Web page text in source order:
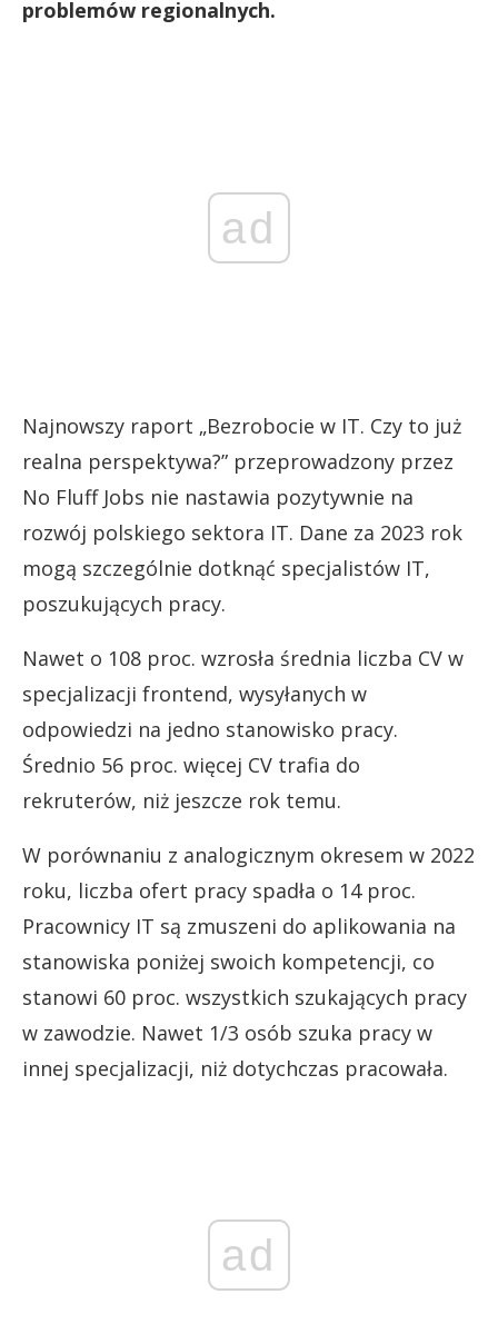
problemów regionalnych.
ad
Najnowszy raport „Bezrobocie w IT. Czy to już
realna perspektywa?” przeprowadzony przez
No Fluff Jobs nie nastawia pozytywnie na
rozwój polskiego sektora IT. Dane za 2023 rok
mogą szczególnie dotknąć specjalistów IT,
poszukujących pracy.
Nawet o 108 proc. wzrosła średnia liczba CV w
specjalizacji frontend, wysyłanych w
odpowiedzi na jedno stanowisko pracy.
Średnio 56 proc. więcej CV trafia do
rekruterów, niż jeszcze rok temu.
W porównaniu z analogicznym okresem w 2022
roku, liczba ofert pracy spadła o 14 proc.
Pracownicy IT są zmuszeni do aplikowania na
stanowiska poniżej swoich kompetencji, co
stanowi 60 proc. wszystkich szukających pracy
w zawodzie. Nawet 1/3 osób szuka pracy w
innej specjalizacji, niż dotychczas pracowała.
ad